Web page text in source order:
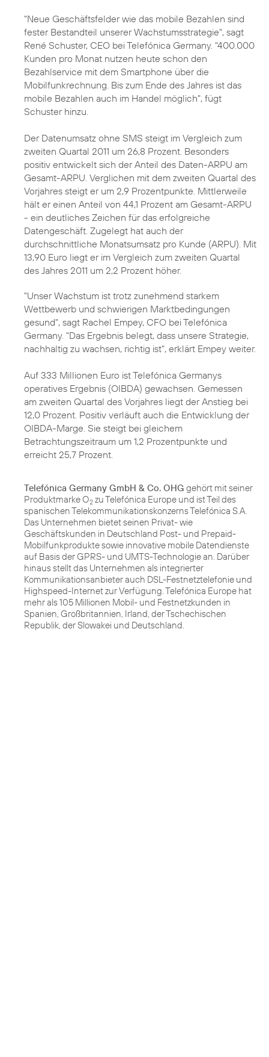
"Neue Geschäftsfelder wie das mobile Bezahlen sind
fester Bestandteil unserer Wachstumsstrategie", sagt
René Schuster, CEO bei Telefónica Germany. "400.000
Kunden pro Monat nutzen heute schon den
Bezahlservice mit dem Smartphone über die
Mobilfunkrechnung. Bis zum Ende des Jahres ist das
mobile Bezahlen auch im Handel möglich", fügt
Schuster hinzu.
Der Datenumsatz ohne SMS steigt im Vergleich zum
zweiten Quartal 2011 um 26,8 Prozent. Besonders
positiv entwickelt sich der Anteil des Daten-ARPU am
Gesamt-ARPU. Verglichen mit dem zweiten Quartal des
Vorjahres steigt er um 2,9 Prozentpunkte. Mittlerweile
hält er einen Anteil von 44,1 Prozent am Gesamt-ARPU
- ein deutliches Zeichen für das erfolgreiche
Datengeschäft. Zugelegt hat auch der
durchschnittliche Monatsumsatz pro Kunde (ARPU). Mit
13,90 Euro liegt er im Vergleich zum zweiten Quartal
des Jahres 2011 um 2,2 Prozent höher.
"Unser Wachstum ist trotz zunehmend starkem
Wettbewerb und schwierigen Marktbedingungen
gesund", sagt Rachel Empey, CFO bei Telefónica
Germany. "Das Ergebnis belegt, dass unsere Strategie,
nachhaltig zu wachsen, richtig ist", erklärt Empey weiter.
Auf 333 Millionen Euro ist Telefónica Germanys
operatives Ergebnis (OIBDA) gewachsen. Gemessen
am zweiten Quartal des Vorjahres liegt der Anstieg bei
12,0 Prozent. Positiv verläuft auch die Entwicklung der
OIBDA-Marge. Sie steigt bei gleichem
Betrachtungszeitraum um 1,2 Prozentpunkte und
erreicht 25,7 Prozent.
Telefónica Germany GmbH & Co. OHG gehört mit seiner
Produktmarke O2 zu Telefónica Europe und ist Teil des
spanischen Telekommunikationskonzerns Telefónica S.A.
Das Unternehmen bietet seinen Privat- wie
Geschäftskunden in Deutschland Post- und Prepaid-
Mobilfunkprodukte sowie innovative mobile Datendienste
auf Basis der GPRS- und UMTS-Technologie an. Darüber
hinaus stellt das Unternehmen als integrierter
Kommunikationsanbieter auch DSL-Festnetztelefonie und
Highspeed-Internet zur Verfügung. Telefónica Europe hat
mehr als 105 Millionen Mobil- und Festnetzkunden in
Spanien, Großbritannien, Irland, der Tschechischen
Republik, der Slowakei und Deutschland.